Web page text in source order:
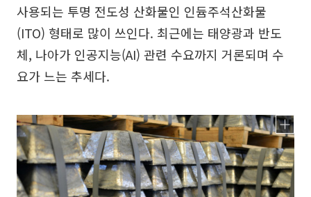
사용되는 투명 전도성 산화물인 인듐주석산화물
(ITO) 형태로 많이 쓰인다. 최근에는 태양광과 반도
체, 나아가 인공지능(AI) 관련 수요까지 거론되며 수
요가 느는 추세다.